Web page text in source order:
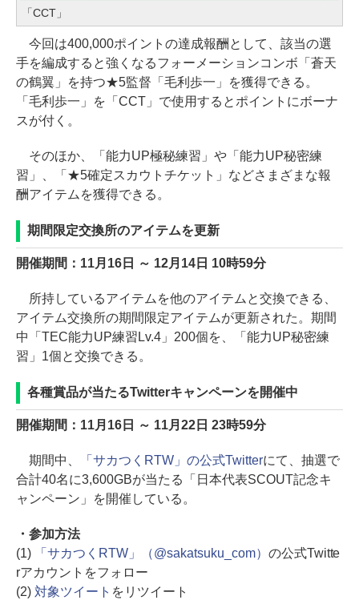
「CCT」
今回は400,000ポイントの達成報酬として、該当の選
手を編成すると強くなるフォーメーションコンボ「蒼天
の鶴翼」を持つ★5監督「毛利歩一」を獲得できる。
「毛利歩一」を「CCT」で使用するとポイントにボーナ
スが付く。
そのほか、「能力UP極秘練習」や「能力UP秘密練
習」、「★5確定スカウトチケット」などさまざまな報
酬アイテムを獲得できる。
期間限定交換所のアイテムを更新
開催期間：11月16日 ～ 12月14日 10時59分
所持しているアイテムを他のアイテムと交換できる、
アイテム交換所の期間限定アイテムが更新された。期間
中「TEC能力UP練習Lv.4」200個を、「能力UP秘密練
習」1個と交換できる。
各種賞品が当たるTwitterキャンペーンを開催中
開催期間：11月16日 ～ 11月22日 23時59分
期間中、 「サカつくRTW」の公式Twitterにて、抽選で
合計40名に3,600GBが当たる「日本代表SCOUT記念キ
ャンペーン」を開催している。
・参加方法
(1)
「サカつくRTW」（@sakatsuku_com） の公式Twitte
rアカウントをフォロー
(2) 対象ツイート をリツイート